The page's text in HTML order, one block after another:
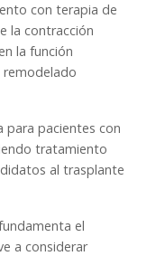
con terapia de
la contracción
la función
remodelado
para pacientes con
tratamiento
al trasplante
el
a considerar